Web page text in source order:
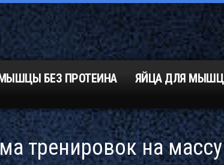
БЕЗ ПРОТЕИНА ЯЙЦА ДЛЯ МЫШЦ
тренировок на массу